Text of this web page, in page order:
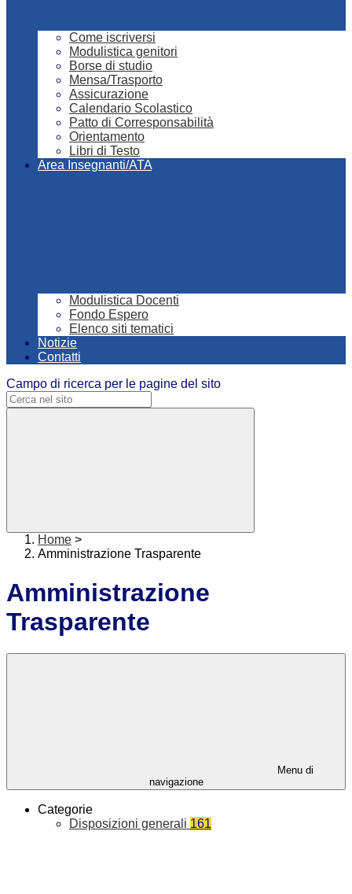
Come iscriversi
Modulistica genitori
Borse di studio
Mensa/Trasporto
Assicurazione
Calendario Scolastico
Patto di Corresponsabilità
Orientamento
Libri di Testo
Area Insegnanti/ATA
Modulistica Docenti
Fondo Espero
Elenco siti tematici
Notizie
Contatti
Campo di ricerca per le pagine del sito
Home >
Amministrazione Trasparente
Amministrazione
Trasparente
Menu di
navigazione
Categorie
Disposizioni generali 161